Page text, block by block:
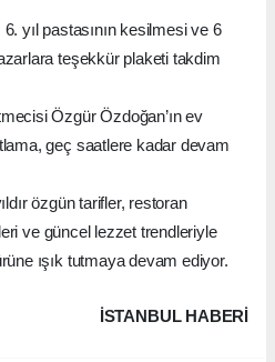
yıl pastasının kesilmesi ve 6
teşekkür plaketi takdim
Özgür Özdoğan’ın ev
geç saatlere kadar devam
özgün tarifler, restoran
ve güncel lezzet trendleriyle
ışık tutmaya devam ediyor.
İSTANBUL HABERİ